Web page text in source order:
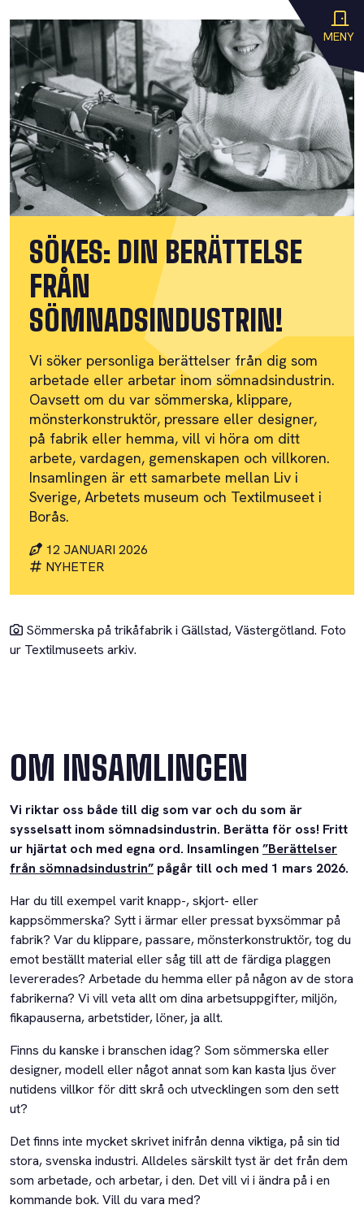
MENY
SÖKES: DIN BERÄTTELSE
FRÅN
SÖMNADSINDUSTRIN!
Vi söker personliga berättelser från dig som
arbetade eller arbetar inom sömnadsindustrin.
Oavsett om du var sömmerska, klippare,
mönsterkonstruktör, pressare eller designer,
på fabrik eller hemma, vill vi höra om ditt
arbete, vardagen, gemenskapen och villkoren.
Insamlingen är ett samarbete mellan Liv i
Sverige, Arbetets museum och Textilmuseet i
Borås.
12 JANUARI 2026
NYHETER
Sömmerska på trikåfabrik i Gällstad, Västergötland. Foto
ur Textilmuseets arkiv.
OM INSAMLINGEN
Vi riktar oss både till dig som var och du som är
sysselsatt inom sömnadsindustrin. Berätta för oss! Fritt
ur hjärtat och med egna ord. Insamlingen ”Berättelser
från sömnadsindustrin” pågår till och med 1 mars 2026.
Har du till exempel varit knapp-, skjort- eller
kappsömmerska? Sytt i ärmar eller pressat byxsömmar på
fabrik? Var du klippare, passare, mönsterkonstruktör, tog du
emot beställt material eller såg till att de färdiga plaggen
levererades? Arbetade du hemma eller på någon av de stora
fabrikerna? Vi vill veta allt om dina arbetsuppgifter, miljön,
fikapauserna, arbetstider, löner, ja allt.
Finns du kanske i branschen idag? Som sömmerska eller
designer, modell eller något annat som kan kasta ljus över
nutidens villkor för ditt skrå och utvecklingen som den sett
ut?
Det finns inte mycket skrivet inifrån denna viktiga, på sin tid
stora, svenska industri. Alldeles särskilt tyst är det från dem
som arbetade, och arbetar, i den. Det vill vi i ändra på i en
kommande bok. Vill du vara med?